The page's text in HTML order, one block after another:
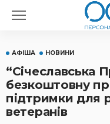
АФІША НОВИНИ
“Січеславська
безкоштовну
підтримки для
ветеранів